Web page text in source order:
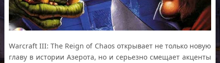
Warcraft III: The Reign of Chaos открывает не только новую
главу в истории Азерота, но и серьезно смещает акценты